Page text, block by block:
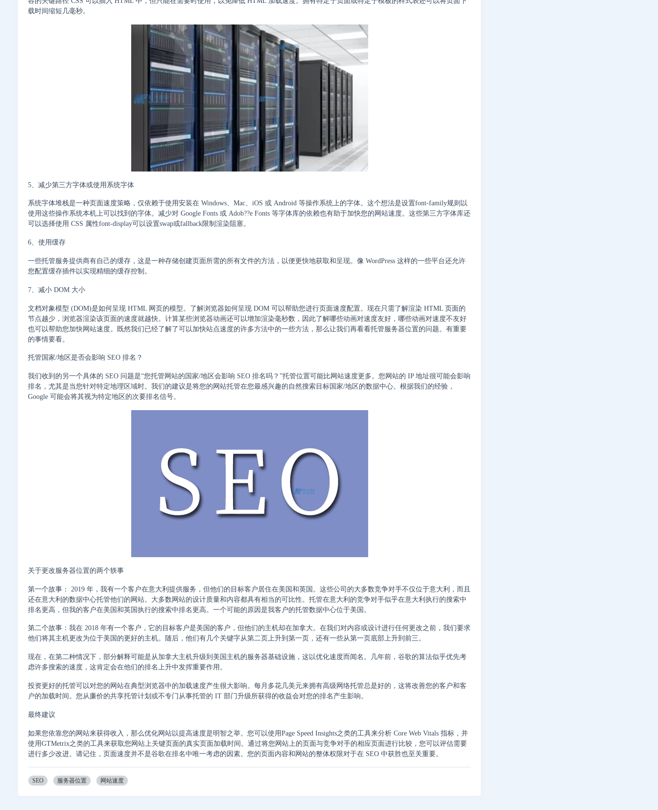
载时间缩短几毫秒。
5、减少第三方字体或使用系统字体
系统字体堆栈是一种页面速度策略，仅依赖于使用安装在 Windows、Mac、iOS 或 Android 等操作系统上的字体。这个想法是设置font-family规则以
使用这些操作系统本机上可以找到的字体。减少对 Google Fonts 或 Adob??e Fonts 等字体库的依赖也有助于加快您的网站速度。这些第三方字体库还
可以选择使用 CSS 属性font-display可以设置swap或fallback限制渲染阻塞。
6、使用缓存
一些托管服务提供商有自己的缓存，这是一种存储创建页面所需的所有文件的方法，以便更快地获取和呈现。像 WordPress 这样的一些平台还允许
您配置缓存插件以实现精细的缓存控制。
7、减小 DOM 大小
文档对象模型 (DOM)是如何呈现 HTML 网页的模型。了解浏览器如何呈现 DOM 可以帮助您进行页面速度配置。现在只需了解渲染 HTML 页面的
节点越少，浏览器渲染该页面的速度就越快。计算某些浏览器动画还可以增加渲染毫秒数，因此了解哪些动画对速度友好，哪些动画对速度不友好
也可以帮助您加快网站速度。既然我们已经了解了可以加快站点速度的许多方法中的一些方法，那么让我们再看看托管服务器位置的问题。有重要
的事情要看。
托管国家/地区是否会影响 SEO 排名？
我们收到的另一个具体的 SEO 问题是“您托管网站的国家/地区会影响 SEO 排名吗？”托管位置可能比网站速度更多。您网站的 IP 地址很可能会影响
排名，尤其是当您针对特定地理区域时。我们的建议是将您的网站托管在您最感兴趣的自然搜索目标国家/地区的数据中心。根据我们的经验，
Google 可能会将其视为特定地区的次要排名信号。
关于更改服务器位置的两个轶事
第一个故事： 2019 年，我有一个客户在意大利提供服务，但他们的目标客户居住在美国和英国。这些公司的大多数竞争对手不仅位于意大利，而且
还在意大利的数据中心托管他们的网站。大多数网站的设计质量和内容都具有相当的可比性。托管在意大利的竞争对手似乎在意大利执行的搜索中
排名更高，但我的客户在美国和英国执行的搜索中排名更高。一个可能的原因是我客户的托管数据中心位于美国。
第二个故事：我在 2018 年有一个客户，它的目标客户是美国的客户，但他们的主机却在加拿大。在我们对内容或设计进行任何更改之前，我们要求
他们将其主机更改为位于美国的更好的主机。随后，他们有几个关键字从第二页上升到第一页，还有一些从第一页底部上升到前三。
现在，在第二种情况下，部分解释可能是从加拿大主机升级到美国主机的服务器基础设施，这以优化速度而闻名。几年前，谷歌的算法似乎优先考
虑许多搜索的速度，这肯定会在他们的排名上升中发挥重要作用。
投资更好的托管可以对您的网站在典型浏览器中的加载速度产生很大影响。每月多花几美元来拥有高级网络托管总是好的，这将改善您的客户和客
户的加载时间。您从廉价的共享托管计划或不专门从事托管的 IT 部门升级所获得的收益会对您的排名产生影响。
最终建议
如果您依靠您的网站来获得收入，那么优化网站以提高速度是明智之举。您可以使用Page Speed Insights之类的工具来分析 Core Web Vitals 指标，并
使用GTMetrix之类的工具来获取您网站上关键页面的真实页面加载时间。通过将您网站上的页面与竞争对手的相应页面进行比较，您可以评估需要
进行多少改进。请记住，页面速度并不是谷歌在排名中唯一考虑的因素。您的页面内容和网站的整体权限对于在 SEO 中获胜也至关重要。
SEO 服务器位置 网站速度